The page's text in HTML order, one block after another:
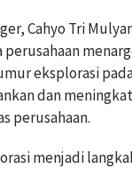
Cahyo Tri
perusahaan
eksplorasi
dan
perusahaan.
menjadi